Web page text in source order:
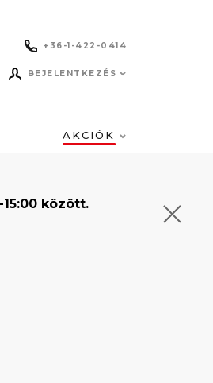
+36-1-422-0414
BEJELENTKEZÉS
AKCIÓK
között.